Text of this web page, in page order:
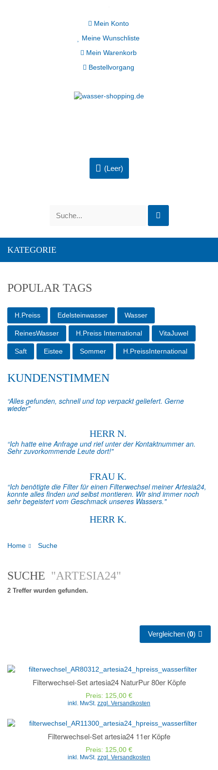
Mein Konto
Meine Wunschliste
Mein Warenkorb
Bestellvorgang
(Leer)
KATEGORIE
POPULAR TAGS
H.Preiss Edelsteinwasser Wasser
ReinesWasser H.Preiss International VitaJuwel
Saft Eistee Sommer H.PreissInternational
KUNDENSTIMMEN
“Alles gefunden, schnell und top verpackt geliefert. Gerne
wieder"
HERR N.
“Ich hatte eine Anfrage und rief unter der Kontaktnummer an.
Sehr zuvorkommende Leute dort!"
FRAU K.
“Ich benötigte die Filter für einen Filterwechsel meiner Artesia24,
konnte alles finden und selbst montieren. Wir sind immer noch
sehr begeistert vom Geschmack unseres Wassers."
HERR K.
Home Suche
SUCHE "ARTESIA24"
2 Treffer wurden gefunden.
Vergleichen (0)
Filterwechsel-Set artesia24 NaturPur 80er Köpfe
Preis: 125,00 €
inkl. MwSt. zzgl. Versandkosten
Filterwechsel-Set artesia24 11er Köpfe
Preis: 125,00 €
inkl. MwSt. zzgl. Versandkosten